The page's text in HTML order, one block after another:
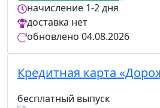
начисление 1-2 дня
доставка нет
обновлено 04.08.2026
Кредитная карта
бесплатный выпуск